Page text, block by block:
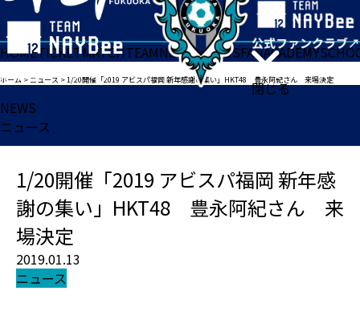
閉じる
HOMETICKETMATCHTEAMNEWSGOODSFANACADEMY
ホーム >ニュース >1/20開催「2019 アビスパ福岡 新年感謝の集い」HKT48 豊永阿紀さん 来場決定
NEWS
ニュース
1/20開催「2019 アビスパ福岡 新年感
謝の集い」HKT48 豊永阿紀さん 来
場決定
2019.01.13
ニュース